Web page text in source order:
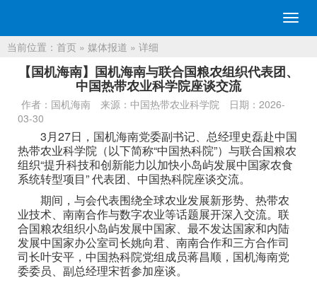
切
换
当前位置： 首页 » 媒体报道 » 详细
【国机海南】国机海南与联合国粮农组织代表团、
中国热带农业科学院座谈交流
作者：国机海南 来源：中国热带农业科学院
日期：2026-
03-30
3月27日，国机海南党委副书记、总经理史磊赴中国
热带农业科学院（以下简称“中国热科院”）与联合国粮农
组织“提升科技和创新能力以加快小岛屿发展中国家农食
系统转型项目” 代表团、中国热科院座谈交流。
期间，与会代表围绕全球农业发展新形势、热带农
业技术、南南合作与数字农业等话题展开深入交流。联
合国粮农组织小岛屿发展中国家、最不发达国家和内陆
发展中国家办公室司长姚向君、南南合作和三方合作司
司长叶安平，中国热科院党组成员蒋昌顺，国机海南党
委委员、副总经理宋哲参加座谈。